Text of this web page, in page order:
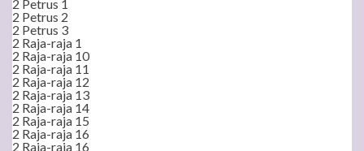
2 Petrus 1
2 Petrus 2
2 Petrus 3
2 Raja-raja 1
2 Raja-raja 10
2 Raja-raja 11
2 Raja-raja 12
2 Raja-raja 13
2 Raja-raja 14
2 Raja-raja 15
2 Raja-raja 16
2 Raja-raja 16